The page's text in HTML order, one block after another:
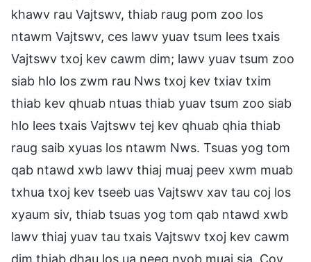
khawv rau Vajtswv, thiab raug pom zoo los
ntawm Vajtswv, ces lawv yuav tsum lees txais
Vajtswv txoj kev cawm dim; lawv yuav tsum zoo
siab hlo los zwm rau Nws txoj kev txiav txim
thiab kev qhuab ntuas thiab yuav tsum zoo siab
hlo lees txais Vajtswv tej kev qhuab qhia thiab
raug saib xyuas los ntawm Nws. Tsuas yog tom
qab ntawd xwb lawv thiaj muaj peev xwm muab
txhua txoj kev tseeb uas Vajtswv xav tau coj los
xyaum siv, thiab tsuas yog tom qab ntawd xwb
lawv thiaj yuav tau txais Vajtswv txoj kev cawm
dim thiab dhau los ua neeg nyob muaj sia. Cov